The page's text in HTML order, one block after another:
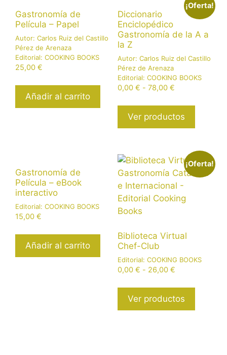
Gastronomía de
Película – Papel
Autor: Carlos Ruiz del Castillo
Pérez de Arenaza
Editorial: COOKING BOOKS
25,00 €
Añadir al carrito
¡Oferta!
Diccionario
Enciclopédico
Gastronomía de la A a
la Z
Autor: Carlos Ruiz del Castillo
Pérez de Arenaza
Editorial: COOKING BOOKS
0,00 € - 78,00 €Rango
precios:
desde
0,00 €
78,00 €
Ver productos
Gastronomía de
Película – eBook
interactivo
Editorial: COOKING BOOKS
15,00 €
Añadir al carrito
¡Oferta!
Biblioteca Virtual
Chef-Club
Editorial: COOKING BOOKS
0,00 € - 26,00 €Rango
precios:
desde
0,00 €
Ver productos